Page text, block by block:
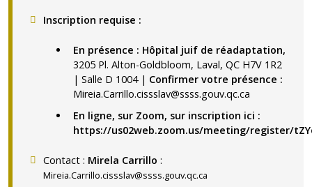
Inscription requise :
En présence : Hôpital juif de réadaptation,
3205 Pl. Alton-Goldbloom, Laval, QC H7V 1R2
| Salle D 1004 | Confirmer votre présence :
Mireia.Carrillo.cissslav@ssss.gouv.qc.ca
En ligne, sur Zoom, sur inscription ici :
https://us02web.zoom.us/meeting/register/
Contact : Mirela Carrillo :
Mireia.Carrillo.cissslav@ssss.gouv.qc.ca